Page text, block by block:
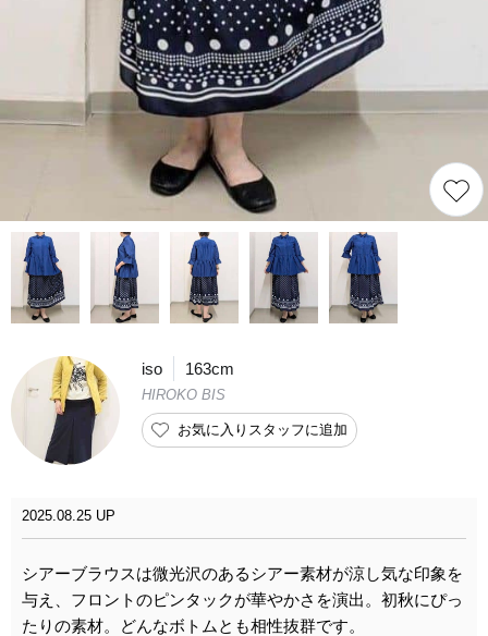
iso 163cm
HIROKO BIS
お気に入りスタッフに追加
2025.08.25 UP
シアーブラウスは微光沢のあるシアー素材が涼し気な印象を
与え、フロントのピンタックが華やかさを演出。初秋にぴっ
たりの素材。どんなボトムとも相性抜群です。